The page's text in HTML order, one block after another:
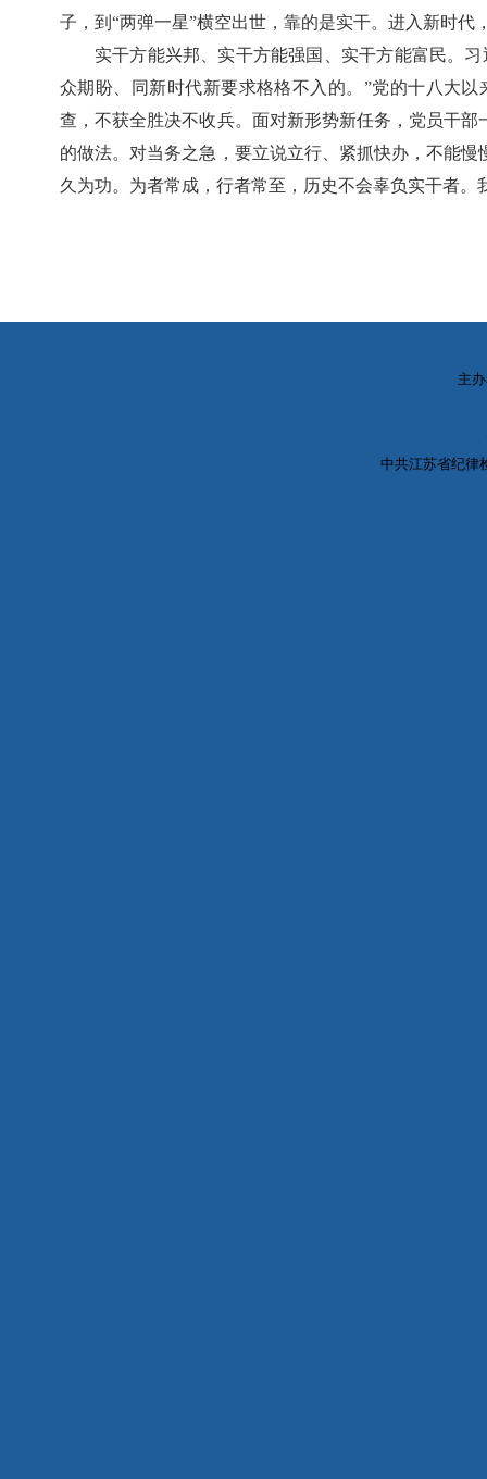
子，到“两弹一星”横空出世，靠的是实干。进入新时
实干方能兴邦、实干方能强国、实干方能富民。
众期盼、同新时代新要求格格不入的。”党的十八大
查，不获全胜决不收兵。面对新形势新任务，党员干
的做法。对当务之急，要立说立行、紧抓快办，不能
久为功。为者常成，行者常至，历史不会辜负实干者
主
中共江苏省纪律